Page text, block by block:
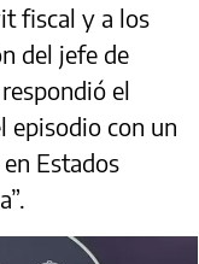
fiscal y a los
del jefe de
respondió el
episodio con un
Estados